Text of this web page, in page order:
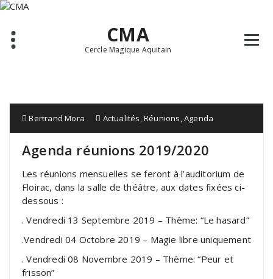
Aller
contenu
CMA
Cercle Magique Aquitain
Bertrand Mora Actualités,Réunions,Agenda
Agenda réunions 2019/2020
Les réunions mensuelles se feront à l’auditorium de
Floirac, dans la salle de théâtre, aux dates fixées ci-
dessous :
. Vendredi 13 Septembre 2019 – Thème: “Le hasard”
.Vendredi 04 Octobre 2019 – Magie libre uniquement
. Vendredi 08 Novembre 2019 – Thème: “Peur et
frisson”